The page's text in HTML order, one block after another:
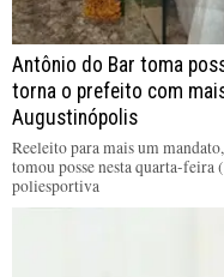
Antônio do Bar toma
torna o prefeito com
Augustinópolis
Reeleito para mais um
tomou posse nesta quarta-feira
poliesportiva